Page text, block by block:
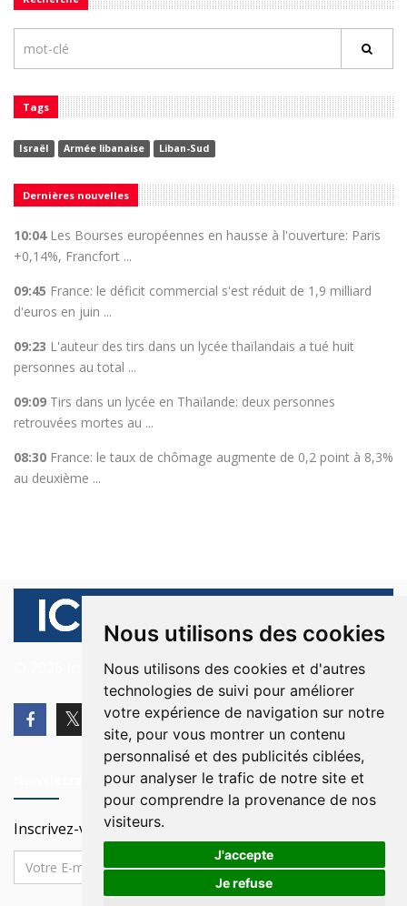
Nous utilisons des cookies
Nous utilisons des cookies et d'autres
technologies de suivi pour améliorer
votre expérience de navigation sur notre
site, pour vous montrer un contenu
personnalisé et des publicités ciblées,
pour analyser le trafic de notre site et
pour comprendre la provenance de nos
visiteurs.
J'accepte
Je refuse
Tags
Israël Armée libanaise Liban-Sud
Dernières nouvelles
10:04 Les Bourses européennes en hausse à l'ouverture: Paris
+0,14%, Francfort ...
09:45 France: le déficit commercial s'est réduit de 1,9 milliard
d'euros en juin ...
09:23 L'auteur des tirs dans un lycée thaïlandais a tué huit
personnes au total ...
09:09 Tirs dans un lycée en Thaïlande: deux personnes
retrouvées mortes au ...
08:30 France: le taux de chômage augmente de 0,2 point à 8,3%
au deuxième ...
© 2026 Ici Beyrouth. Tous les droits sont réservés.
Inscrivez-vous à notre Newsletter